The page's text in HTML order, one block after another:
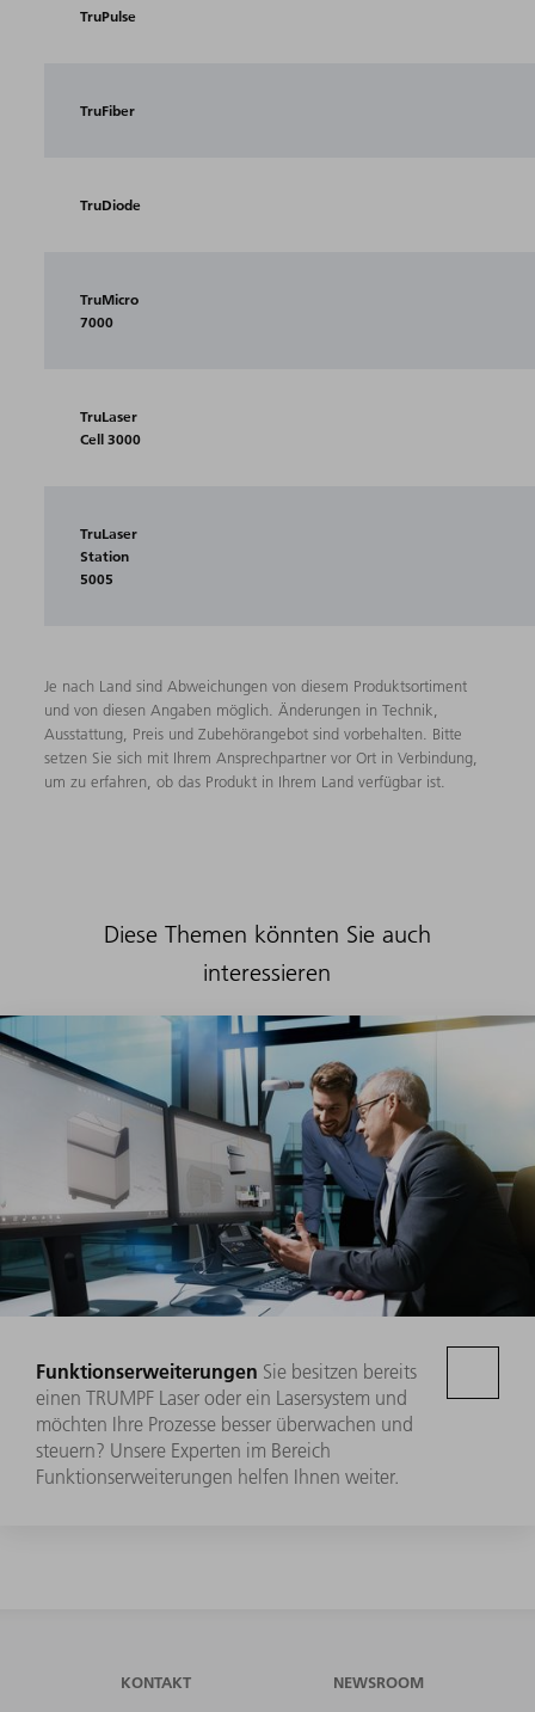
TruPulse
TruFiber
TruDiode
TruMicro
7000
TruLaser
Cell 3000
TruLaser
Station
5005
Je nach Land sind Abweichungen von diesem Produktsortiment
und von diesen Angaben möglich. Änderungen in Technik,
Ausstattung, Preis und Zubehörangebot sind vorbehalten. Bitte
setzen Sie sich mit Ihrem Ansprechpartner vor Ort in Verbindung,
um zu erfahren, ob das Produkt in Ihrem Land verfügbar ist.
Diese Themen könnten Sie auch
interessieren
Funktionserweiterungen Sie besitzen bereits
einen TRUMPF Laser oder ein Lasersystem und
möchten Ihre Prozesse besser überwachen und
steuern? Unsere Experten im Bereich
Funktionserweiterungen helfen Ihnen weiter.
KONTAKT NEWSROOM